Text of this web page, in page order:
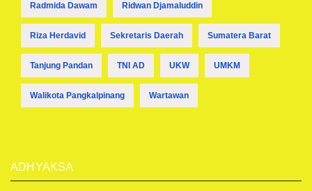
Radmida Dawam Ridwan Djamaluddin
Riza Herdavid Sekretaris Daerah Sumatera Barat
Tanjung Pandan TNI AD UKW UMKM
Walikota Pangkalpinang Wartawan
ADHYAKSA